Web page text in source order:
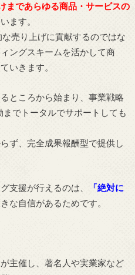
まであらゆる商品・サービスの
ます。
売り上げに貢献するのではな
ングスキームを活かして商
いきます。
ところから始まり、事業戦略
でトータルでサポートしても
ず、完全成果報酬型で提供し
支援が行えるのは、
「絶対に
な自信があるためです。
主催し、著名人や実業家など